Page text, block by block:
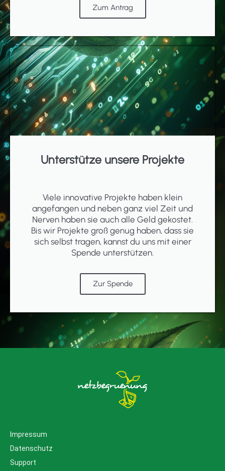
Zum Antrag
Unterstütze unsere Projekte
Viele innovative Projekte haben klein
angefangen und neben ganz viel Zeit und
Nerven haben sie auch alle Geld gekostet.
Bis wir Projekte groß genug haben, dass sie
sich selbst tragen, kannst du uns mit einer
Spende unterstützen.
Zur Spende
Impressum
Datenschutz
Support